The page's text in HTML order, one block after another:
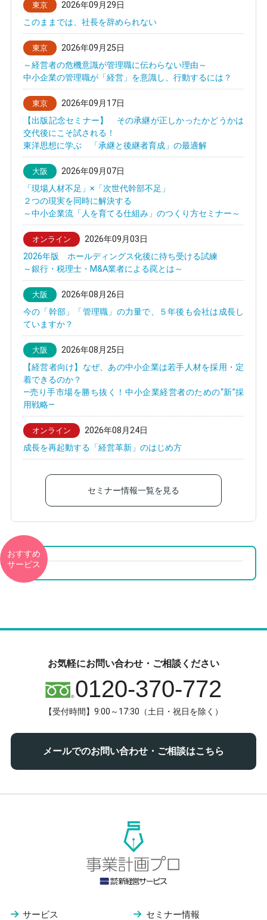
東京
2026年09月29日
このままでは、社長を辞められない
東京
2026年09月25日
～経営者の危機意識が管理職に伝わらない理由～
中小企業の管理職が「経営」を意識し、行動するには？
東京
2026年09月17日
【出版記念セミナー】 その承継が正しかったかどうかは
交代後にこそ試される！
東洋思想に学ぶ 「承継と後継者育成」の最適解
大阪
2026年09月07日
「現場人材不足」×「次世代幹部不足」
２つの現実を同時に解決する
～中小企業流「人を育てる仕組み」のつくり方セミナー～
オンライン
2026年09月03日
2026年版 ホールディングス化後に待ち受ける試練
～銀行・税理士・M&A業者による罠とは～
大阪
2026年08月26日
今の「幹部」「管理職」の力量で、５年後も会社は成長し
ていますか？
大阪
2026年08月25日
【経営者向け】なぜ、あの中小企業は若手人材を採用・定
着できるのか？
—売り手市場を勝ち抜く！中小企業経営者のための“新”採
用戦略—
オンライン
2026年08月24日
成長を再起動する「経営革新」のはじめ方
セミナー情報一覧を見る
おすすめ
サービス
お気軽にお問い合わせ・ご相談ください
0120-370-772
【受付時間】9:00～17:30（土日・祝日を除く）
メールでのお問い合わせ・ご相談はこちら
サービス セミナー情報